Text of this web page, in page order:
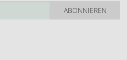
ABONNIEREN